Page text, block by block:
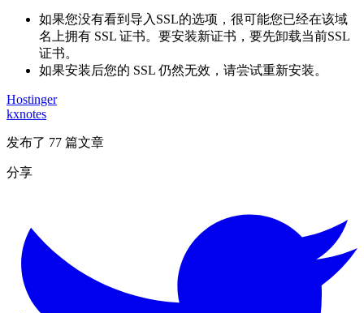
如果您没有看到导入SSL的选项，很可能您已经在该域
名上拥有 SSL 证书。要安装新证书，要先卸载当前SSL
证书。
如果安装后您的 SSL 仍然无效，请尝试重新安装。
Hostinger
kxnotes
发布了 77 篇文章
分享